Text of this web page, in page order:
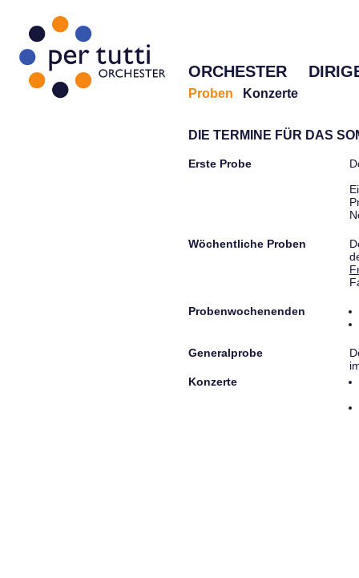
ORCHESTER
Proben Konzerte
DIE TERMINE FÜR DAS
Erste Probe
Wöchentliche Proben
Probenwochenenden
Generalprobe
Konzerte